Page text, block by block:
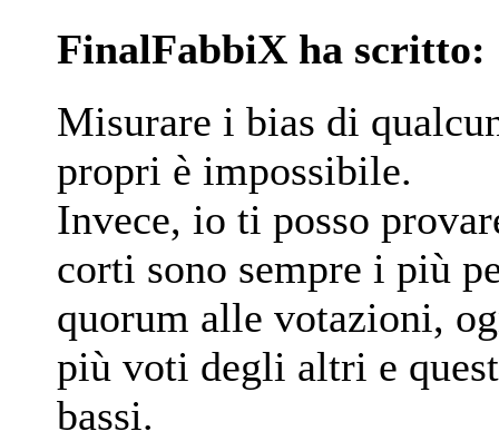
FinalFabbiX ha scritto:
Misurare i bias di
propri è impossibile.
Invece, io ti posso
corti sono sempre i più
quorum alle votazioni,
più voti degli altri e
bassi.